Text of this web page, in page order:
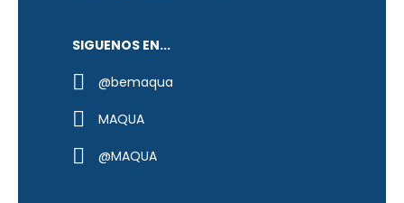
SIGUENOS EN...
@bemaqua
MAQUA
@MAQUA